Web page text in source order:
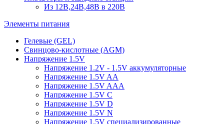
Из 12В,24В,48В в 220В
Элементы питания
Гелевые (GEL)
Свинцово-кислотные (AGM)
Напряжение 1.5V
Напряжение 1.2V - 1.5V аккумуляторные
Напряжение 1.5V AA
Напряжение 1.5V AAA
Напряжение 1.5V C
Напряжение 1.5V D
Напряжение 1.5V N
Напряжение 1.5V специализированные